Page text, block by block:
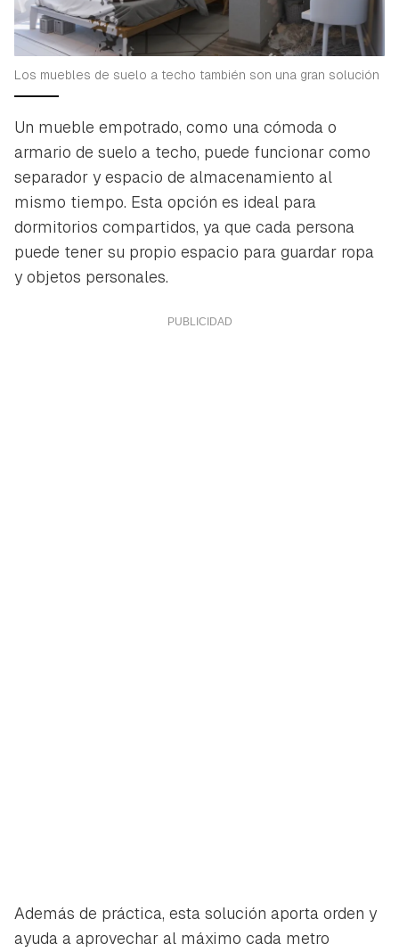
iniciar sesión con tu cuenta de Hogarmanía.
INICIAR SESIÓN
CANCELAR
Los muebles de suelo a techo también son una gran solución
Un mueble empotrado, como una cómoda o
armario de suelo a techo, puede funcionar como
separador y espacio de almacenamiento al
mismo tiempo. Esta opción es ideal para
dormitorios compartidos, ya que cada persona
puede tener su propio espacio para guardar ropa
y objetos personales.
Además de práctica, esta solución aporta orden y
ayuda a aprovechar al máximo cada metro
ACEPTAR